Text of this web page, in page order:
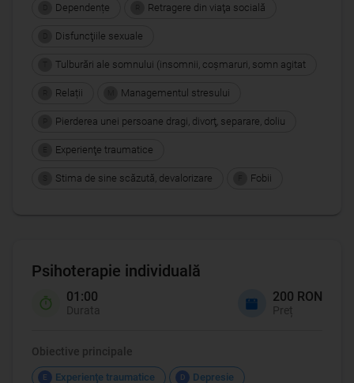
Dependențe Retragere din viaţa socială
Disfuncţiile sexuale
Tulburări ale somnului (insomnii, coşmaruri, somn agitat
Relații Managementul stresului
Pierderea unei persoane dragi, divorţ, separare, doliu
Experienţe traumatice
Stima de sine scăzută, devalorizare Fobii
Psihoterapie individuală
01:00
Durata
200 RON
Preț
Obiective principale
E Experienţe traumatice D Depresie